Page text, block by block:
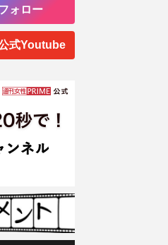
ォロー
式Youtube